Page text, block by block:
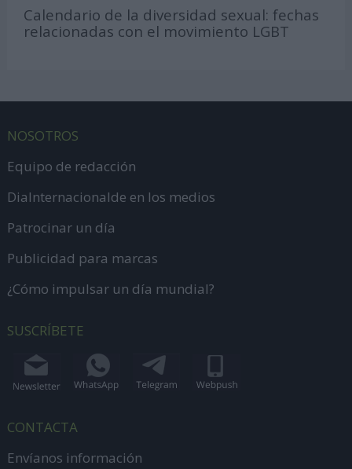
Calendario de la diversidad sexual: fechas
relacionadas con el movimiento LGBT
NOSOTROS
Equipo de redacción
DiaInternacionalde en los medios
Patrocinar un día
Publicidad para marcas
¿Cómo impulsar un día mundial?
SUSCRÍBETE
CONTACTA
Envíanos información